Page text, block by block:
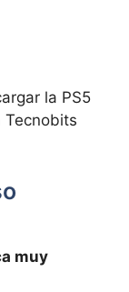
la PS5
Tecnobits
muy